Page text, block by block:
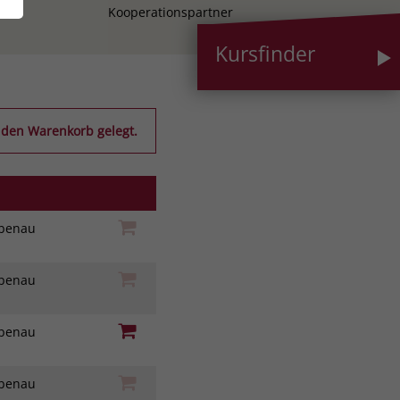
Kooperationspartner
Kursfinder
Warenkorb gelegt.